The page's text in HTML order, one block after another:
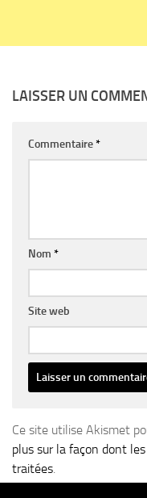
LAISSER UN
Commentaire*
Nom *
Site web
Ce site utilise Akismet
plus sur la façon dont
traitées.